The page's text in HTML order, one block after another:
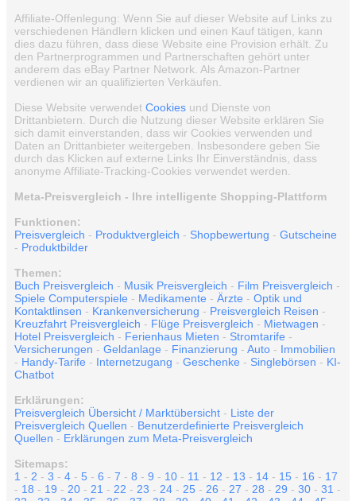
Affiliate-Offenlegung: Wenn Sie auf dieser Website auf Links zu
verschiedenen Händlern klicken und einen Kauf tätigen, kann
dies dazu führen, dass diese Website eine Provision erhält. Zu
den Partnerprogrammen und Partnerschaften gehört unter
anderem das eBay Partner Network. Als Amazon-Partner
verdienen wir an qualifizierten Verkäufen.
Diese Website verwendet Cookies und Dienste von
Drittanbietern. Durch die Nutzung dieser Website erklären Sie
sich damit einverstanden, dass wir Cookies verwenden und
Daten an Drittanbieter weitergeben. Insbesondere geben Sie
durch das Klicken auf externe Links Ihr Einverständnis, dass
anonyme Affiliate-Tracking-Cookies verwendet werden.
Meta-Preisvergleich - Ihre intelligente Shopping-Plattform
Funktionen:
Preisvergleich - Produktvergleich - Shopbewertung - Gutscheine
- Produktbilder
Themen:
Buch Preisvergleich - Musik Preisvergleich - Film Preisvergleich -
Spiele Computerspiele - Medikamente - Ärzte - Optik und
Kontaktlinsen - Krankenversicherung - Preisvergleich Reisen -
Kreuzfahrt Preisvergleich - Flüge Preisvergleich - Mietwagen -
Hotel Preisvergleich - Ferienhaus Mieten - Stromtarife -
Versicherungen - Geldanlage - Finanzierung - Auto - Immobilien
- Handy-Tarife - Internetzugang - Geschenke - Singlebörsen - KI-
Chatbot
Erklärungen:
Preisvergleich Übersicht / Marktübersicht - Liste der
Preisvergleich Quellen - Benutzerdefinierte Preisvergleich
Quellen - Erklärungen zum Meta-Preisvergleich
Sitemaps:
1 - 2 - 3 - 4 - 5 - 6 - 7 - 8 - 9 - 10 - 11 - 12 - 13 - 14 - 15 - 16 - 17
- 18 - 19 - 20 - 21 - 22 - 23 - 24 - 25 - 26 - 27 - 28 - 29 - 30 - 31 -